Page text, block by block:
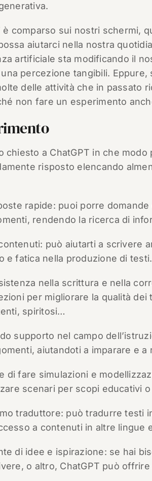
è comparso sui nostri schermi,
aiutarci nella nostra
artificiale sta modificando il
percezione tangibili.
delle attività che in passato
non fare un esperimento
chiesto a ChatGPT in che
risposto elencando
rapide: puoi porre
rendendo la ricerca di
può aiutarti a scrivere
e fatica nella produzione di testi.
nella scrittura e nella
per migliorare la qualità
spiritosi…
supporto nel campo
aiutandoti a imparare e a
di fare simulazioni e
scenari per scopi educativi
traduttore: può tradurre testi
a contenuti in altre
di idee e ispirazione: se hai
o altro, ChatGPT può